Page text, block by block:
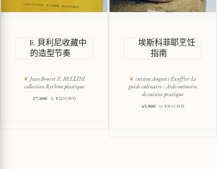
E. 貝利尼收藏中
的造型节奏
Jean Bouret E. BELLINI
collection Rythme plastique
27,00€ (≈ ¥210 CNY)
埃斯科菲耶烹饪
指南
cuisine Auguste Escoffier Le
guide culinaire : Aide-mémoire
de cuisine pratique
45,00€ (≈ ¥351 CNY)